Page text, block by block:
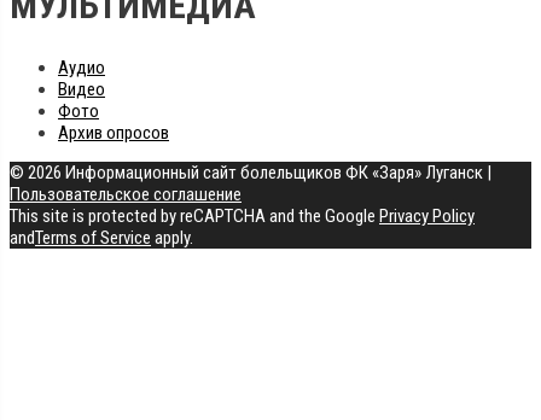
Аудио
Видео
Фото
Архив опросов
© 2026 Информационный сайт болельщиков ФК «Заря» Луганск |
Пользовательское соглашение
This site is protected by reCAPTCHA and the Google Privacy Policy
andTerms of Service apply.